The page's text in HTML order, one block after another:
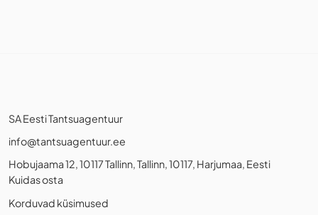
SA Eesti Tantsuagentuur
info@tantsuagentuur.ee
Hobujaama 12, 10117 Tallinn, Tallinn, 10117, Harjumaa, Eesti
Kuidas osta
Korduvad küsimused